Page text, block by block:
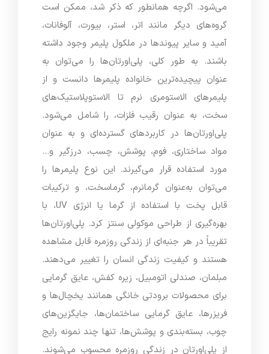
می‌شود. اگرچه همانطور که ذکر شد، ممکن است
گروه‌های دیگر مانند اتر، استر، بیورت، آلوفانات،
آمید و سایر پیوندها در ملکول پلیمر وجود داشته
باشند. به طور کلی، پلی‌اورتان‌ها را می‌توان به
عنوان پیچیده‌ترین خانواده پلیمرها دانست و از
پلیمرهای الاستومری نرم تا الاستوپلاستیک‌های
سخت، به عنوان رقیب فلزات، را شامل می‌شود.
پلی‌اورتان‌ها در کاربردهای گسترده‌ای و به عنوان
مواد ساختاری، فوم، پوشش، چسب، درزگیر و…
مورد استفاده قرار می‌گیرند. این نوع پلیمرها را
می‌توان به‌عنوان گرمانرم، گرماسخت، و ترکیبات
قابل پخت با استفاده از گرما یا انرژی UV، با
بهره‌گیری از طراحی موکولی سنتز کرد. پلی‌اورتان‌ها
تقریباً در هر جنبه‌ای از زندگی روزمره قابل مشاهده
هستند و کیفیت زندگی انسان را تغییر می‌دهند.
مبلمان، صندلی اتومبیل، زیره کفش، عایق گرمایی
برای محصولات برودتی خانگی همانند یخچال‌ها و
فریزرها، عایق گرمایی ساختمان‌ها، جایگزین‌های
چوب، بسته‌بندی و پوشش‌ها، تنها چند نمونه رایج
از پلی‌اورتان در زندگی روزمره محسوب می‌شوند.